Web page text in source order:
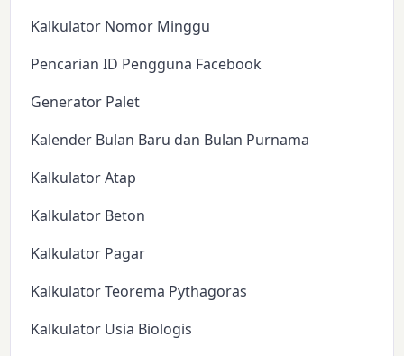
Kalkulator Nomor Minggu
Pencarian ID Pengguna Facebook
Generator Palet
Kalender Bulan Baru dan Bulan Purnama
Kalkulator Atap
Kalkulator Beton
Kalkulator Pagar
Kalkulator Teorema Pythagoras
Kalkulator Usia Biologis